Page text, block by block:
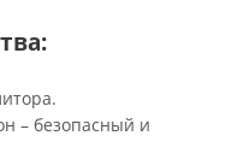
– безопасный и